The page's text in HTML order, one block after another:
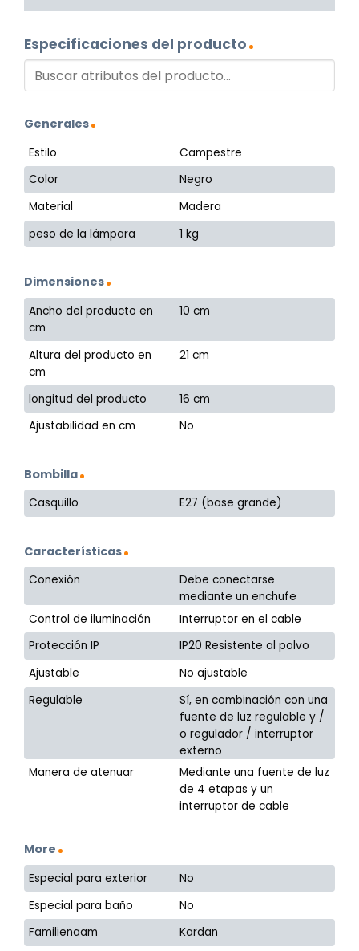
Especificaciones del producto
Generales
Estilo
Campestre
Color
Negro
Material
Madera
peso de la lámpara
1 kg
Dimensiones
Ancho del producto en
cm
10 cm
Altura del producto en
cm
21 cm
longitud del producto
16 cm
Ajustabilidad en cm
No
Bombilla
Casquillo E27 (base grande)
Características
Conexión
Debe conectarse
mediante un enchufe
Control de iluminación
Interruptor en el cable
Protección IP
IP20 Resistente al polvo
Ajustable
No ajustable
Regulable
Sí, en combinación con una
fuente de luz regulable y /
o regulador / interruptor
externo
Manera de atenuar
Mediante una fuente de luz
de 4 etapas y un
interruptor de cable
More
Especial para exterior
No
Especial para baño
No
Familienaam
Kardan